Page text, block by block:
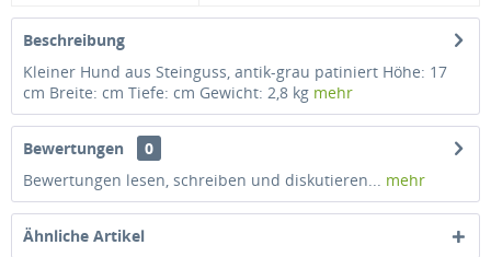
Beschreibung
Kleiner Hund aus Steinguss, antik-grau patiniert Höhe: 17
cm Breite: cm Tiefe: cm Gewicht: 2,8 kg mehr
Bewertungen
0
Bewertungen lesen, schreiben und diskutieren... mehr
Ähnliche Artikel